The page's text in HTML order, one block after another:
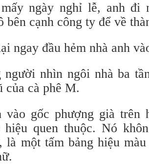
ngày nghỉ lễ, anh đi
bên cạnh công ty để về
ngay đầu hẻm nhà anh
người nhìn ngôi nhà ba
của cà phê M.
vào gốc phượng già trên
hiệu quen thuộc. Nó
là một tấm bảng hiệu